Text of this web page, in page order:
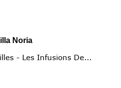
Noria
- Les Infusions De...